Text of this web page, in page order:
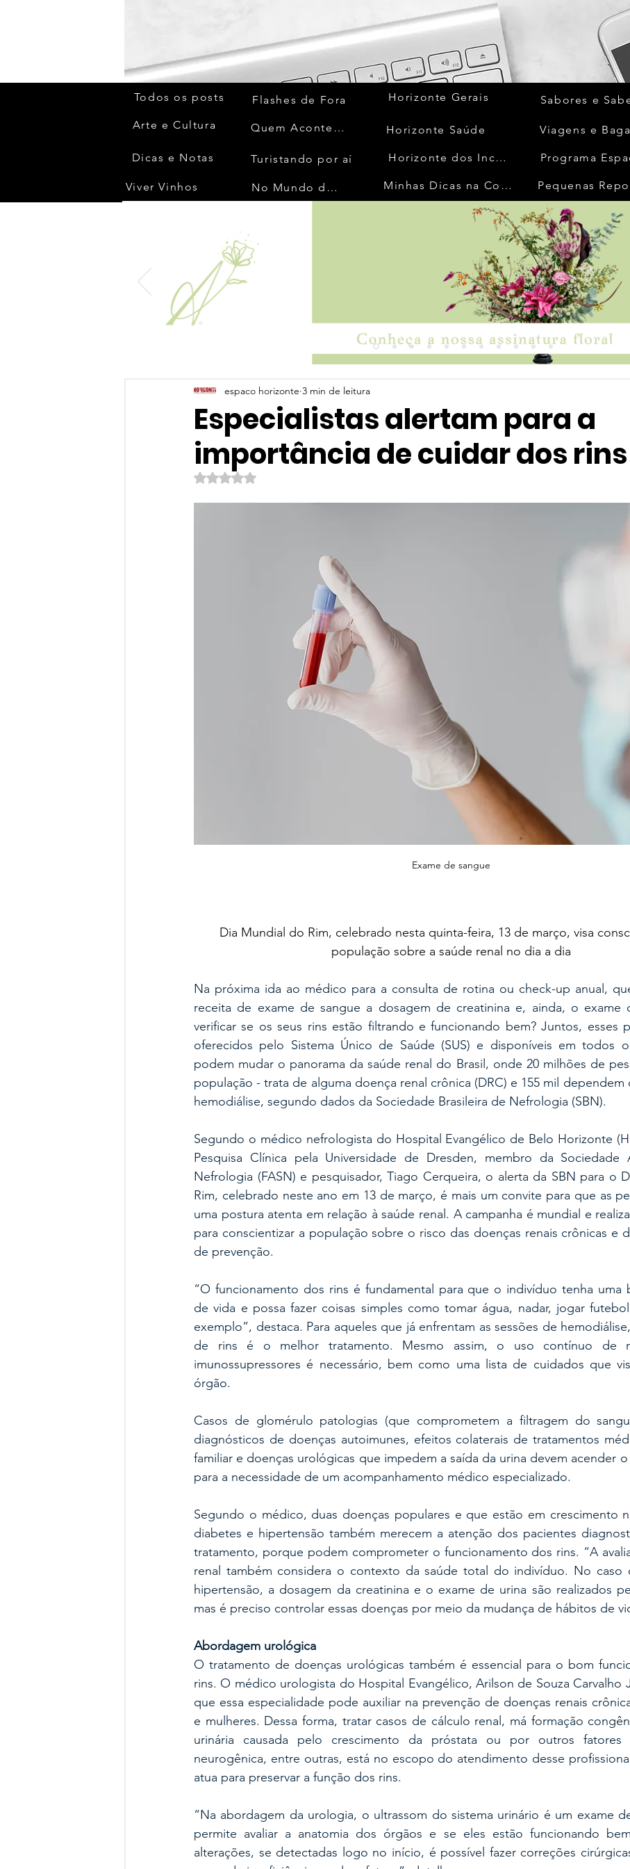
Todos os posts
Arte e Cultura
Dicas e Notas
Viver Vinhos
Flashes de Fora
Quem Acontece
Turistando por aí
No Mundo da Moda
Horizonte Gerais
Horizonte Saúde
Horizonte dos Inconfidentes
Minhas Dicas na Cozinha
Sabores e
Viagens e
Programa
Pequenas
Especialistas alertam para a
importância de cuidar dos rins
espaco horizonte 3 min de leitura
Avaliado com NaN de 5 estrelas.
Exame de sangue
Dia Mundial do Rim, celebrado nesta quinta-feira, 13 de março, visa
população sobre a saúde renal no dia a dia
Na próxima ida ao médico para a consulta de rotina ou check-up anual,
receita de exame de sangue a dosagem de creatinina e, ainda, o exame
verificar se os seus rins estão filtrando e funcionando bem? Juntos, esses
oferecidos pelo Sistema Único de Saúde (SUS) e disponíveis em todos
podem mudar o panorama da saúde renal do Brasil, onde 20 milhões de
população - trata de alguma doença renal crônica (DRC) e 155 mil dependem
hemodiálise, segundo dados da Sociedade Brasileira de Nefrologia (SBN).
Segundo o médico nefrologista do Hospital Evangélico de Belo Horizonte
Pesquisa Clínica pela Universidade de Dresden, membro da Sociedade
Nefrologia (FASN) e pesquisador, Tiago Cerqueira, o alerta da SBN para o
Rim, celebrado neste ano em 13 de março, é mais um convite para que as
uma postura atenta em relação à saúde renal. A campanha é mundial e
para conscientizar a população sobre o risco das doenças renais crônicas e
de prevenção.
“O funcionamento dos rins é fundamental para que o indivíduo tenha uma
de vida e possa fazer coisas simples como tomar água, nadar, jogar
exemplo”, destaca. Para aqueles que já enfrentam as sessões de
de rins é o melhor tratamento. Mesmo assim, o uso contínuo de
imunossupressores é necessário, bem como uma lista de cuidados que
órgão.
Casos de glomérulo patologias (que comprometem a filtragem do
diagnósticos de doenças autoimunes, efeitos colaterais de tratamentos
familiar e doenças urológicas que impedem a saída da urina devem acender
para a necessidade de um acompanhamento médico especializado.
Segundo o médico, duas doenças populares e que estão em crescimento
diabetes e hipertensão também merecem a atenção dos pacientes
tratamento, porque podem comprometer o funcionamento dos rins. “A
renal também considera o contexto da saúde total do indivíduo. No caso
hipertensão, a dosagem da creatinina e o exame de urina são realizados
mas é preciso controlar essas doenças por meio da mudança de hábitos de
Abordagem urológica
O tratamento de doenças urológicas também é essencial para o bom
rins. O médico urologista do Hospital Evangélico, Arilson de Souza Carvalho
que essa especialidade pode auxiliar na prevenção de doenças renais
e mulheres. Dessa forma, tratar casos de cálculo renal, má formação
urinária causada pelo crescimento da próstata ou por outros
neurogênica, entre outras, está no escopo do atendimento desse
atua para preservar a função dos rins.
“Na abordagem da urologia, o ultrassom do sistema urinário é um exame
permite avaliar a anatomia dos órgãos e se eles estão funcionando
alterações, se detectadas logo no início, é possível fazer correções